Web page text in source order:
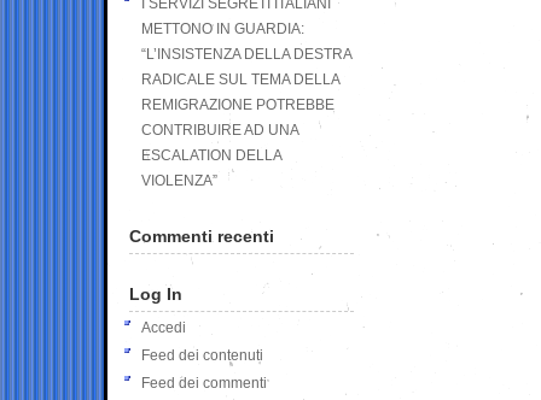
I SERVIZI SEGRETI ITALIANI
METTONO IN GUARDIA:
“L’INSISTENZA DELLA DESTRA
RADICALE SUL TEMA DELLA
REMIGRAZIONE POTREBBE
CONTRIBUIRE AD UNA
ESCALATION DELLA
VIOLENZA”
Commenti recenti
Log In
Accedi
Feed dei contenuti
Feed dei commenti